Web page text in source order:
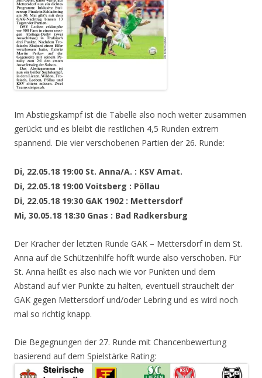
Im Abstiegskampf ist die Tabelle also noch weiter zusammen
gerückt und es bleibt die restlichen 4,5 Runden extrem
spannend. Die vier verschobenen Partien der 26. Runde:
Di, 22.05.18 19:00 St. Anna/A. : KSV Amat.
Di, 22.05.18 19:00 Voitsberg : Pöllau
Di, 22.05.18 19:30 GAK 1902 : Mettersdorf
Mi, 30.05.18 18:30 Gnas : Bad Radkersburg
Der Kracher der letzten Runde GAK – Mettersdorf in dem St.
Anna auf die Schützenhilfe hofft wurde also verschoben. Für
St. Anna heißt es also nach wie vor Punkten und dem
Abstand auf vier Punkte zu halten, eventuell strauchelt der
GAK gegen Mettersdorf und/oder Lebring und es wird noch
mal so richtig knapp.
Die Begegnungen der 27. Runde mit Chancenbewertung
basierend auf dem Spielstärke Rating: